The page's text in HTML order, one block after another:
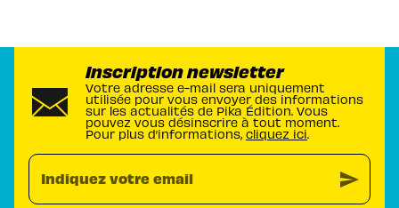
Inscription newsletter
Votre adresse e-mail sera uniquement
utilisée pour vous envoyer des informations
sur les actualités de Pika Édition. Vous
pouvez vous désinscrire à tout moment.
Pour plus d’informations, cliquez ici.
Indiquez votre email send